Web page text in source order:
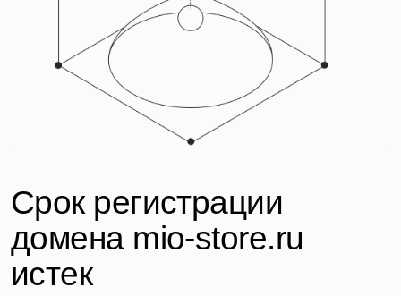
Срок регистрации
домена mio-store.ru
истек